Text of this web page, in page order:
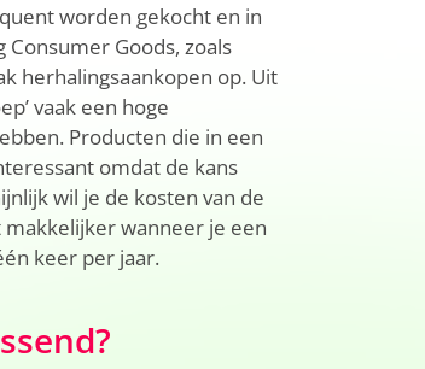
worden gekocht en in
Goods, zoals
herhalingsaankopen op. Uit
vaak een hoge
Producten die in een
omdat de kans
wil je de kosten van de
wanneer je een
keer per jaar.